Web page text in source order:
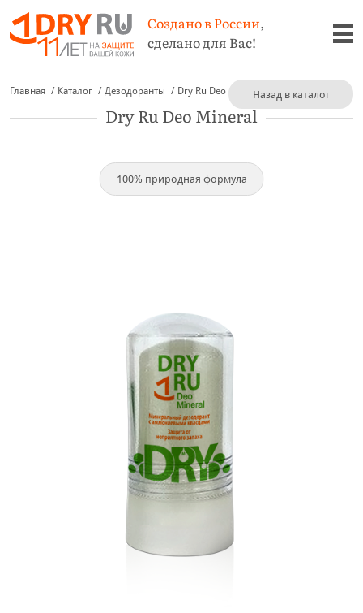
Создано в России,
сделано для Вас!
Главная Каталог Дезодоранты Dry Ru Deo Mineral
Dry Ru Deo Mineral
Назад в каталог
100% природная формула